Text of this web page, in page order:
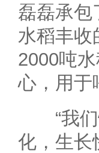
磊磊承包
水稻丰收
2000吨
心，用于
“我们
化，生长